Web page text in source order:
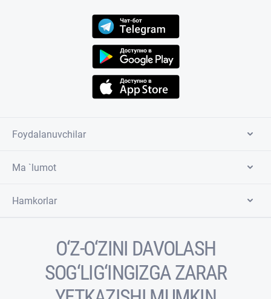
Foydalanuvchilar
Ma `lumot
Hamkorlar
O‘Z-O‘ZINI DAVOLASH
SOG‘LIG‘INGIZGA ZARAR